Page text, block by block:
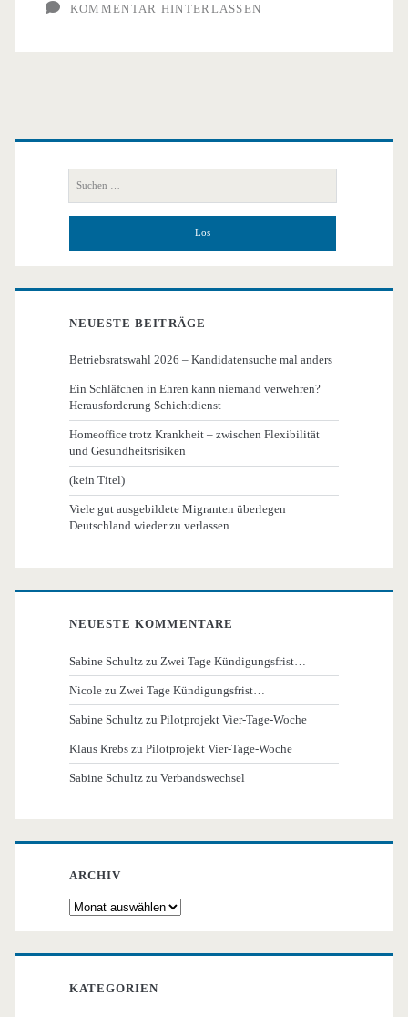
KOMMENTAR HINTERLASSEN
Primäre
Seitenleiste
nach:
NEUESTE BEITRÄGE
Betriebsratswahl 2026 – Kandidatensuche mal anders
Ein Schläfchen in Ehren kann niemand verwehren?
Herausforderung Schichtdienst
Homeoffice trotz Krankheit – zwischen Flexibilität
und Gesundheitsrisiken
(kein Titel)
Viele gut ausgebildete Migranten überlegen
Deutschland wieder zu verlassen
NEUESTE KOMMENTARE
Sabine Schultz zu Zwei Tage Kündigungsfrist…
Nicole zu Zwei Tage Kündigungsfrist…
Sabine Schultz zuPilotprojekt Vier-Tage-Woche
Klaus Krebs zuPilotprojekt Vier-Tage-Woche
Sabine Schultz zuVerbandswechsel
ARCHIV
Archiv
KATEGORIEN